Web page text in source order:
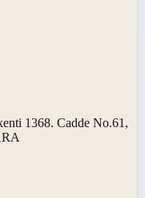
1368. Cadde No.61,